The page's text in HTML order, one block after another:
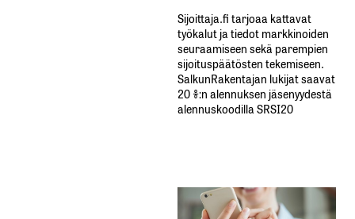
Sijoittaja.fi tarjoaa kattavat
työkalut ja tiedot markkinoiden
seuraamiseen sekä parempien
sijoituspäätösten tekemiseen.
SalkunRakentajan lukijat saavat
20 %:n alennuksen jäsenyydestä
alennuskoodilla SRSI20